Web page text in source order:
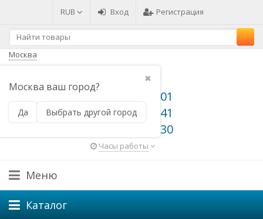
RUB Вход Регистрация
Москва
✖
Москва ваш город?
Да Выбрать другой город
8 800 500 64 01
8 800 500 66 41
8 495 648 49 30
Часы работы
Меню
Каталог